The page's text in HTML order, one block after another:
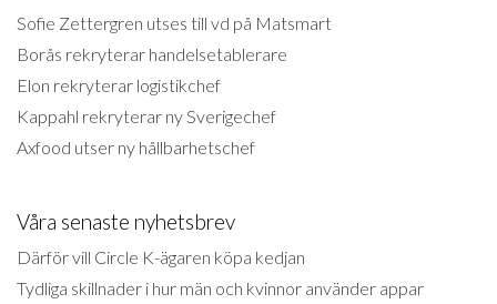
Sofie Zettergren utses till vd på Matsmart
Borås rekryterar handelsetablerare
Elon rekryterar logistikchef
Kappahl rekryterar ny Sverigechef
Axfood utser ny hållbarhetschef
Våra senaste nyhetsbrev
Därför vill Circle K-ägaren köpa kedjan
Tydliga skillnader i hur män och kvinnor använder appar